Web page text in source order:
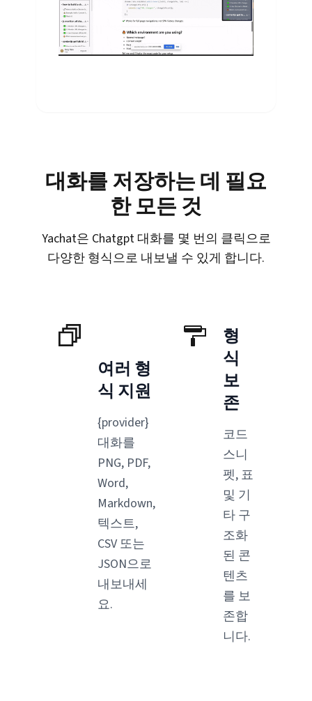
대화를 저장하는 데 필요
한 모든 것
Yachat은 Chatgpt 대화를 몇 번의 클릭으로
다양한 형식으로 내보낼 수 있게 합니다.
여러 형
식 지원
{provider}
대화를
PNG, PDF,
Word,
Markdown,
텍스트,
CSV 또는
JSON으로
내보내세
요.
형
식
보
존
코드
스니
펫, 표
및 기
타 구
조화
된 콘
텐츠
를 보
존합
니다.